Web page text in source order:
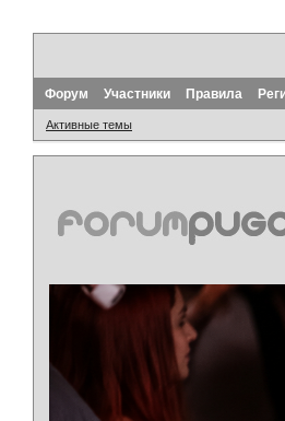
Форум Участники Правила
Активные темы